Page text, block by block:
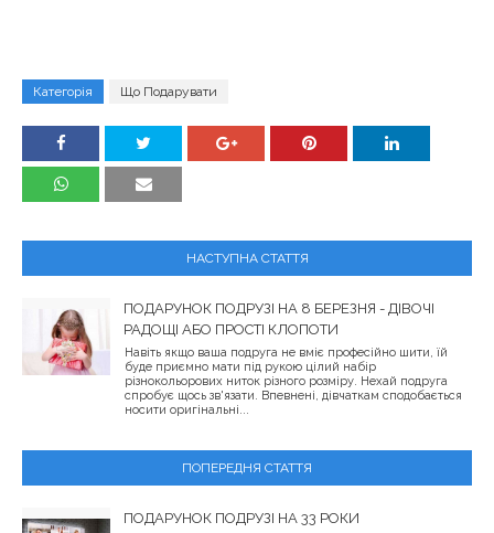
Категорія Що Подарувати
НАСТУПНА СТАТТЯ
ПОДАРУНОК ПОДРУЗІ НА 8 БЕРЕЗНЯ - ДІВОЧІ
РАДОЩІ АБО ПРОСТІ КЛОПОТИ
Навіть якщо ваша подруга не вміє професійно шити, їй
буде приємно мати під рукою цілий набір
різнокольорових ниток різного розміру. Нехай подруга
спробує щось зв'язати. Впевнені, дівчаткам сподобається
носити оригінальні...
ПОПЕРЕДНЯ СТАТТЯ
ПОДАРУНОК ПОДРУЗІ НА 33 РОКИ